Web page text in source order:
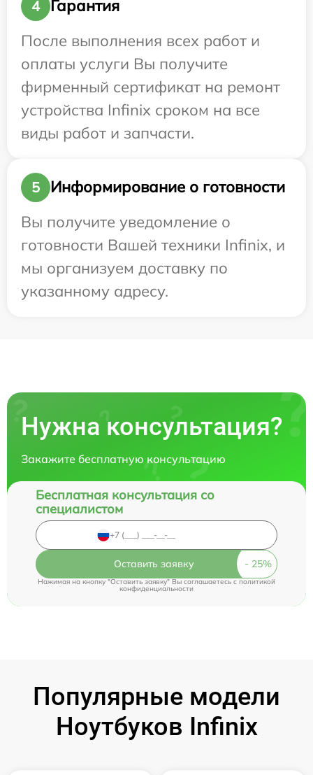
4
Гарантия
После выполнения всех работ и
оплаты услуги Вы получите
фирменный сертификат на ремонт
устройства Infinix сроком на все
виды работ и запчасти.
5
Информирование о готовности
Вы получите уведомление о
готовности Вашей техники Infinix, и
мы организуем доставку по
указанному адресу.
Нужна консультация?
Закажите бесплатную консультацию
Бесплатная консультация со
специалистом
Оставить заявку
Нажимая на кнопку "Оставить заявку" Вы соглашаетесь cполитикой
конфиденциальности
Популярные модели
Ноутбуков Infinix